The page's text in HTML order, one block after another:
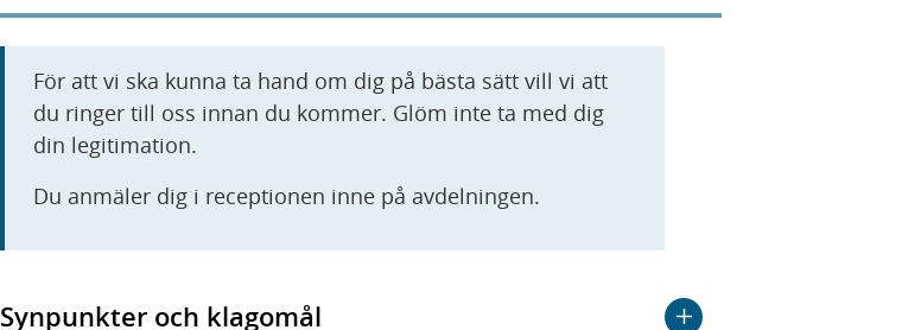
För att vi ska kunna ta hand om dig på bästa sätt vill vi att
du ringer till oss innan du kommer. Glöm inte ta med dig
din legitimation.
Du anmäler dig i receptionen inne på avdelningen.
Synpunkter och klagomål